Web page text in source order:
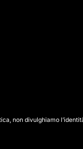
non divulghiamo